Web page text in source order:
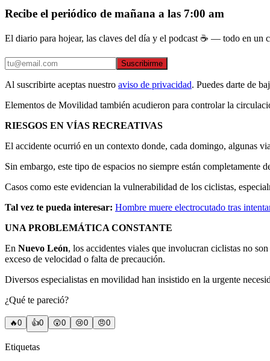
Recibe el periódico de mañana a las 7:00 am
El diario para hojear, las claves del día y el podcast ☕ — todo en un
Suscribirme
Al suscribirte aceptas nuestro aviso de privacidad. Puedes darte de
Elementos de Movilidad también acudieron para controlar la
RIESGOS EN VÍAS RECREATIVAS
El accidente ocurrió en un contexto donde, cada domingo, algunas
Sin embargo, este tipo de espacios no siempre están
Casos como este evidencian la vulnerabilidad de los ciclistas,
Tal vez te pueda interesar: Hombre muere electrocutado tras
UNA PROBLEMÁTICA CONSTANTE
En Nuevo León, los accidentes viales que involucran ciclistas no
exceso de velocidad o falta de precaución.
Diversos especialistas en movilidad han insistido en la urgente
¿Qué te pareció?
🔥0 👍0 😲0 😢0 😠0
Etiquetas